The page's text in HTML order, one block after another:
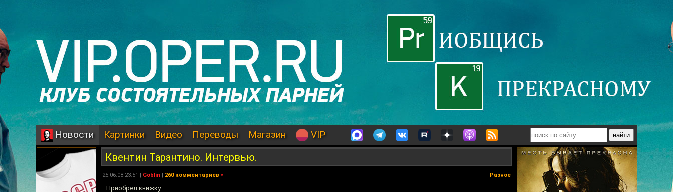
Новости Картинки Видео Переводы Магазин VIP
Квентин Тарантино. Интервью.
25.06.08 23:51 | Goblin | 260 комментариев » Разное
Приобрёл книжку: